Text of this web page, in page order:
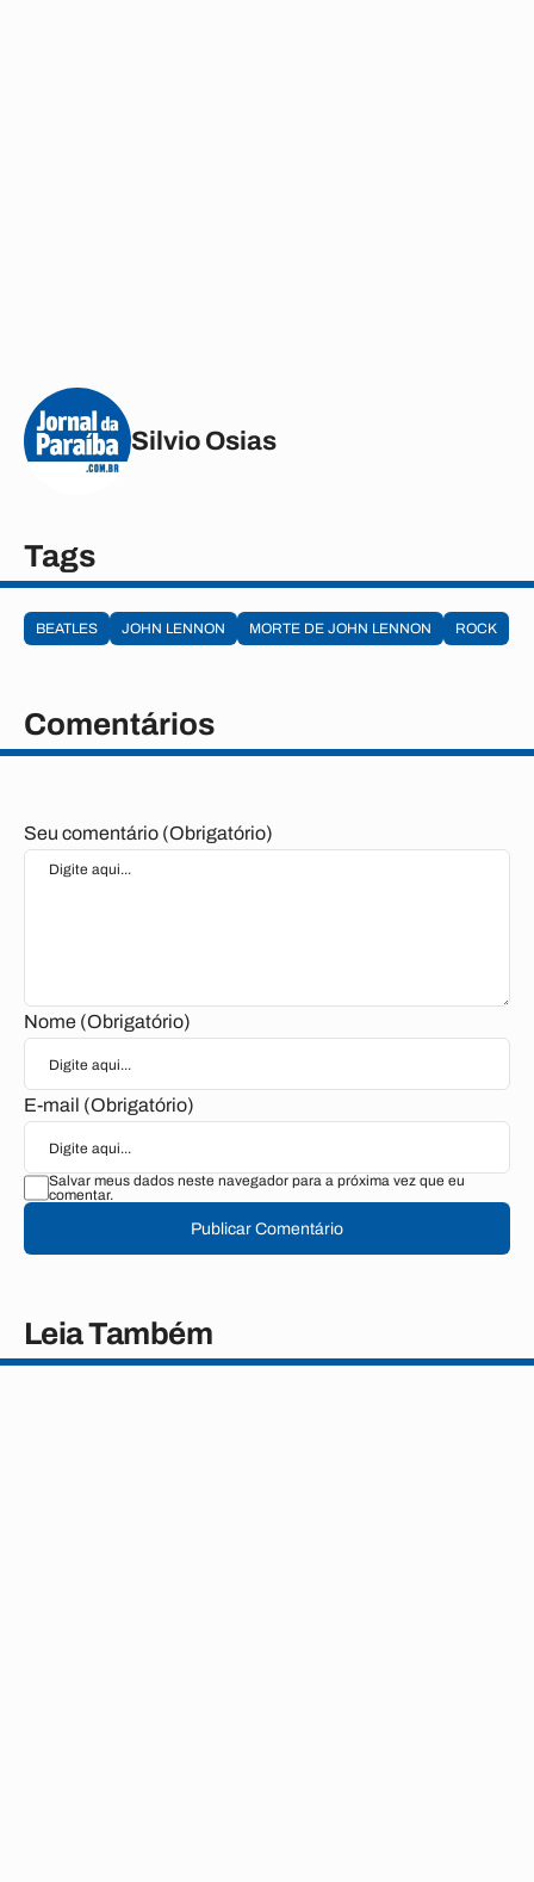
Silvio Osias
Tags
BEATLES JOHN LENNON MORTE DE JOHN LENNON ROCK
Comentários
Seu comentário (Obrigatório)
Nome (Obrigatório)
E-mail (Obrigatório)
Salvar meus dados neste navegador para a próxima vez que eu
comentar.
Publicar Comentário
Leia Também